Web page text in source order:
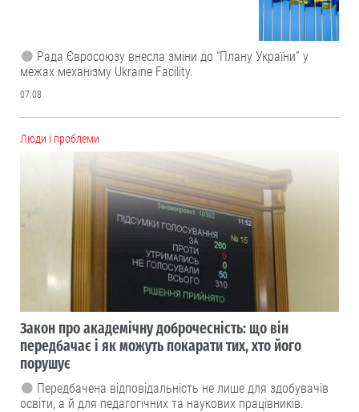
Рада Євросоюзу внесла зміни до “Плану України” у
межах механізму Ukraine Facility.
07.08
Люди і проблеми
Закон про академічну доброчесність: що він
передбачає і як можуть покарати тих, хто його
порушує
Передбачена відповідальність не лише для здобувачів
освіти, а й для педагогічних та наукових працівників.